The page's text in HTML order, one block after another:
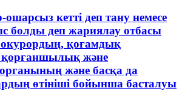
кетті деп тану немесе
болды деп жариялау отбасы
қоғамдық
қорғаншылық және
және басқа да
өтініші бойынша басталуы